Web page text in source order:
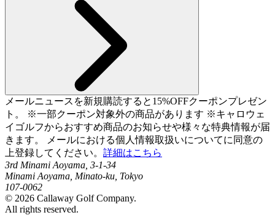
メールニュースを新規購読すると15%OFFクーポンプレゼン
ト。 ※一部クーポン対象外の商品があります ※キャロウェ
イゴルフからおすすめ商品のお知らせや様々な特典情報が届
きます。 メールにおける個人情報取扱いについてに同意の
上登録してください。 詳細はこちら
3rd Minami Aoyama, 3-1-34
Minami Aoyama, Minato-ku, Tokyo
107-0062
© 2026 Callaway Golf Company.
All rights reserved.